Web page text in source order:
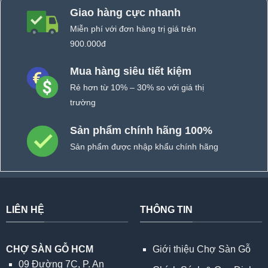
Giao hàng cực nhanh
Miễn phí với đơn hàng trị giá trên
900.000đ
Mua hàng siêu tiết kiệm
Rẻ hơn từ 10% – 30% so với giá thị
trường
Sản phẩm chính hãng 100%
Sản phẩm được nhập khẩu chính hãng
LIÊN HỆ
CHỢ SÀN GỖ HCM
09 Đường 7C, P. An
THÔNG TIN
Giới thiệu Chợ Sàn Gỗ